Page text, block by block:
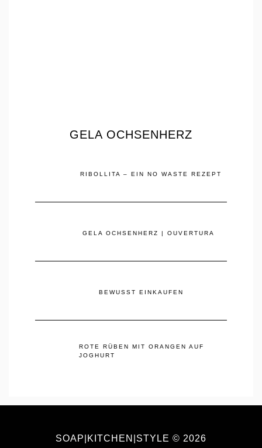
GELA OCHSENHERZ
RIBOLLITA – EIN NO WASTE REZEPT
GELA OCHSENHERZ | OUVERTURA
BEWUSST EINKAUFEN
ROTE RÜBEN MIT ORANGEN AUF
JOGHURT
SOAP|KITCHEN|STYLE © 2026